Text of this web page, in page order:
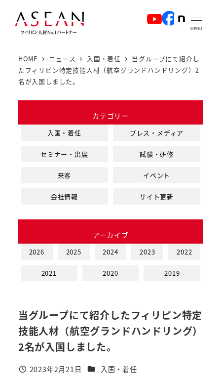
MENU
HOME ニュース 入国・着任
当グループにて紹介し
たフィリピン特定技能人材（航空グランドハンドリング）2
名が入国しました。
カテゴリー
入国・着任 プレス・メディア
セミナー・出展 試験・研修
来客 イベント
会社情報 サイト更新
アーカイブ
2026 2025 2024 2023 2022
2021 2020 2019
当グループにて紹介したフィリピン特定
技能人材（航空グランドハンドリング）
2名が入国しました。
投稿日
2023年2月21日 カテゴリー
入国・着任